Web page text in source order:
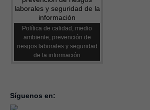
Política de calidad, medio
ambiente, prevención de
riesgos laborales y seguridad
de la información
Síguenos en: